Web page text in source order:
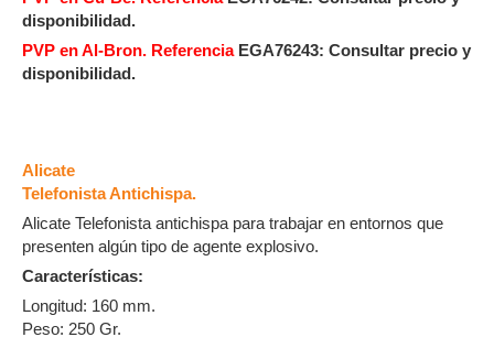
disponibilidad.
PVP en Al-Bron. ReferenciaEGA76243: Consultar precio y
disponibilidad.
Alicate
Telefonista Antichispa.
Alicate Telefonista antichispa para trabajar en entornos que
presenten algún tipo de agente explosivo.
Características:
Longitud: 160 mm.
Peso: 250 Gr.